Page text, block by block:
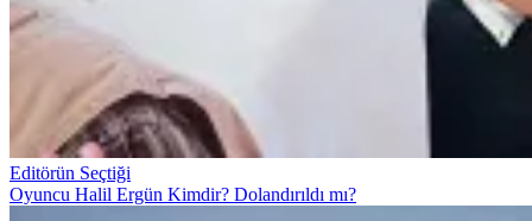
Editörün Seçtiği
Oyuncu Halil Ergün Kimdir? Dolandırıldı mı?